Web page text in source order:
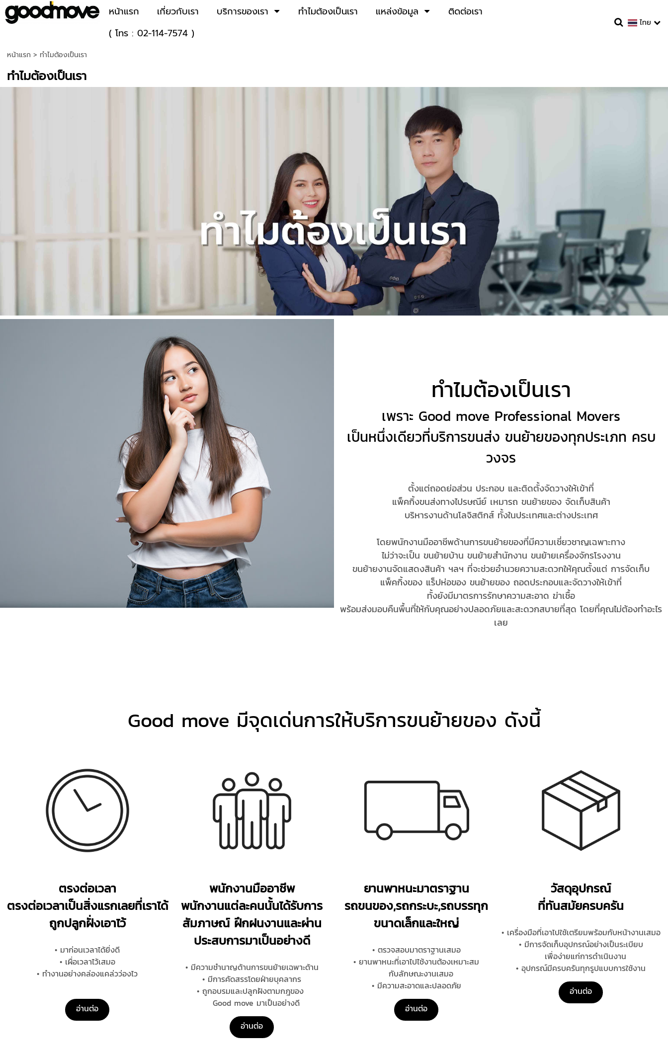
หน้าแรก เกี่ยวกับเรา บริการของเรา ทําไมต้องเป็นเรา แหล่งข้อมูล
ติดต่อเรา
( โทร : 02-114-7574 )
ไทย
หน้าแรก > ทําไมต้องเป็นเรา
ทําไมต้องเป็นเรา
ทำไมต้องเป็นเรา
เพราะ Good move Professional Movers
เป็นหนึ่งเดียวที่บริการขนส่ง ขนย้ายของทุกประเภท ครบ
วงจร
ตั้งแต่ถอดย่อส่วน ประกอบ และติดตั้งจัดวางให้เข้าที่
แพ็คกิ้งขนส่งทางไปรษณีย์ เหมารถ ขนย้ายของ จัดเก็บสินค้า
บริหารงานด้านโลจิสติกส์ ทั้งในประเทศและต่างประเทศ
โดยพนักงานมืออาชีพด้านการขนย้ายของที่มีความเชี่ยวชาญเฉพาะทาง
ไม่ว่าจะเป็น ขนย้ายบ้าน ขนย้ายสำนักงาน ขนย้ายเครื่องจักรโรงงาน
ขนย้ายงานจัดแสดงสินค้า ฯลฯ ที่จะช่วยอำนวยความสะดวกให้คุณตั้งแต่ การจัดเก็บ
แพ็คกิ้งของ แร็ปห่อของ ขนย้ายของ ถอดประกอบและจัดวางให้เข้าที่
ทั้งยังมีมาตรการรักษาความสะอาด ฆ่าเชื้อ
พร้อมส่งมอบคืนพื้นที่ให้กับคุณอย่างปลอดภัยและสะดวกสบายที่สุด โดยที่คุณไม่ต้องทำอะไร
เลย
Good move มีจุดเด่นการให้บริการขนย้ายของ ดังนี้
ตรงต่อเวลา
ตรงต่อเวลาเป็นสิ่งแรกเลยที่เราได้
ถูกปลูกฝั่งเอาไว้
• มาก่อนเวลาได้ยิ่งดี
• เผื่อเวลาไว้เสมอ
• ทำงานอย่างคล่องแคล่วว่องไว
อ่านต่อ
พนักงานมืออาชีพ
พนักงานแต่ละคนนั้นได้รับการ
สัมภาษณ์ ฝึกฝนงานและผ่าน
ประสบการมาเป็นอย่างดี
• มีความชํานาญด้านการขนย้ายเฉพาะด้าน
• มีการคัดสรรโดยฝ่ายบุคลากร
• ถูกอบรมและปลูกฝังตามกฎของ
Good move มาเป็นอย่างดี
อ่านต่อ
ยานพาหนะมาตราฐาน
รถขนของ,รถกระบะ,รถบรรทุก
ขนาดเล็กและใหญ่
• ตรวจสอบมาตราฐานเสมอ
• ยานพาหนะที่เอาไปไช้งานต้องเหมาะสม
กับลักษณะงานเสมอ
• มีความสะอาดและปลอดภัย
อ่านต่อ
วัสดุอุปกรณ์
ที่ทันสมัยครบครัน
• เครื่องมือที่เอาไปใช้เตรียมพร้อมกับหน้างานเสมอ
• มีการจัดเก็บอุปกรณ์อย่างเป็นระเบียบ
เพื่อง่ายแก่การดำเนินงาน
• อุปกรณ์มีครบครันทุกรูปแบบการใช้งาน
อ่านต่อ